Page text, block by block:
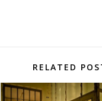
RELATED